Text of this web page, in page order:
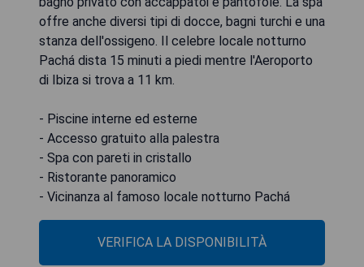
offre anche diversi tipi di docce, bagni turchi e una
stanza dell'ossigeno. Il celebre locale notturno
Pachá dista 15 minuti a piedi mentre l'Aeroporto
di Ibiza si trova a 11 km.
- Piscine interne ed esterne
- Accesso gratuito alla palestra
- Spa con pareti in cristallo
- Ristorante panoramico
- Vicinanza al famoso locale notturno Pachá
VERIFICA LA DISPONIBILITÀ